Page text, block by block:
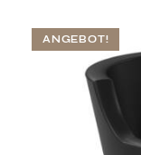
ANGEBOT!